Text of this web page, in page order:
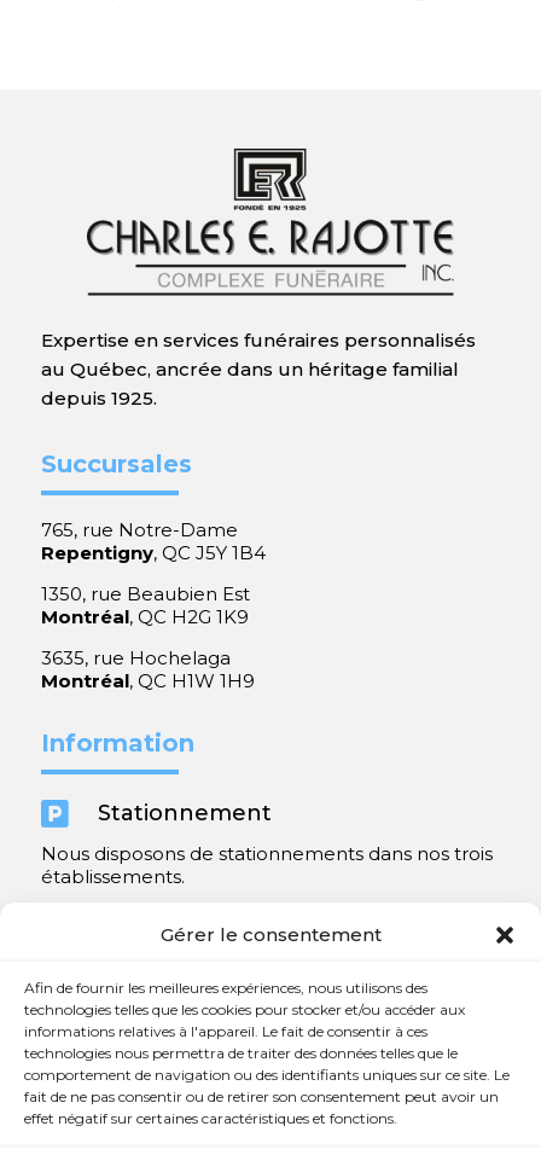
Gérer le consentement
Afin de fournir les meilleures expériences, nous utilisons des
technologies telles que les cookies pour stocker et/ou accéder aux
informations relatives à l'appareil. Le fait de consentir à ces
technologies nous permettra de traiter des données telles que le
comportement de navigation ou des identifiants uniques sur ce site. Le
fait de ne pas consentir ou de retirer son consentement peut avoir un
effet négatif sur certaines caractéristiques et fonctions.
Expertise en services funéraires personnalisés
au Québec, ancrée dans un héritage familial
depuis 1925.
Succursales
765, rue Notre-Dame
Repentigny, QC J5Y 1B4
1350, rue Beaubien Est
Montréal, QC H2G 1K9
3635, rue Hochelaga
Montréal, QC H1W 1H9
Information
 Stationnement
Nous disposons de stationnements dans nos trois
établissements.
Contact
 450 654-3342
 info@charlesrajotte.com